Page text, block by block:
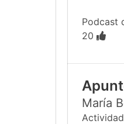
Podcast
20
María
Actividad